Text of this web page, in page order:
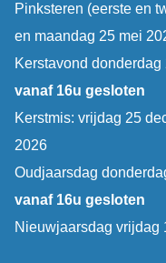
Pinksteren (eerste en
en maandag 25 mei
Kerstavond
vanaf 16u gesloten
Kerstmis: vrijdag 25
2026
Oudjaarsdag
vanaf 16u gesloten
Nieuwjaarsdag vrijdag